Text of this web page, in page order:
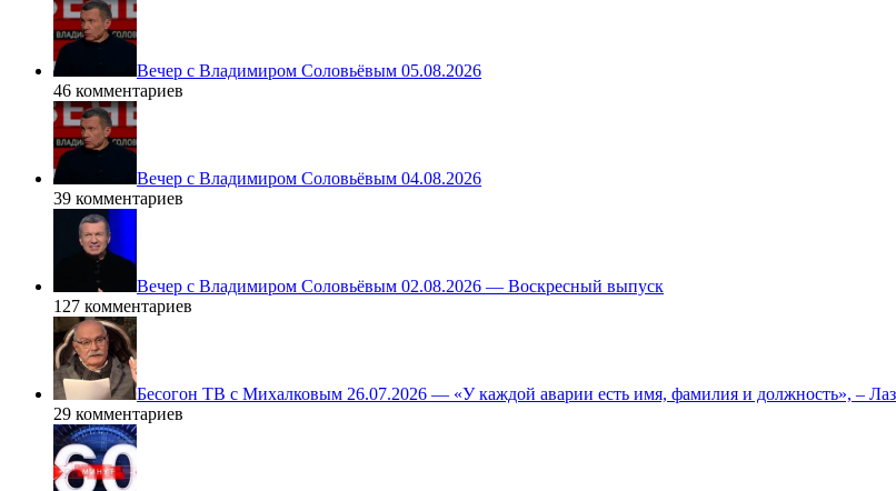
Вечер с Владимиром Соловьёвым 05.08.2026
46 комментариев
Вечер с Владимиром Соловьёвым 04.08.2026
39 комментариев
Вечер с Владимиром Соловьёвым 02.08.2026 — Воскресный выпуск
127 комментариев
Бесогон ТВ с Михалковым 26.07.2026 — «У каждой аварии есть имя, фамилия и должность», –
29 комментариев